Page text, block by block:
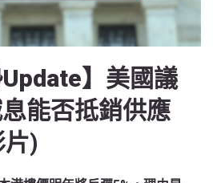
Update】美國議
能否抵銷供應
片)